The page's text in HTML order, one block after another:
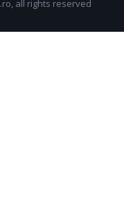
all rights reserved